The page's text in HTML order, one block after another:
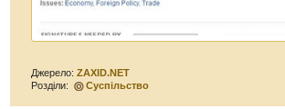
Джерело:ZAXID.NET
Розділи:
Суспільство